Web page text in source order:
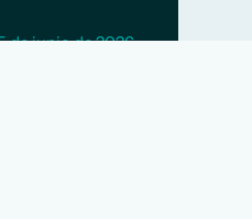
de junio de 2026